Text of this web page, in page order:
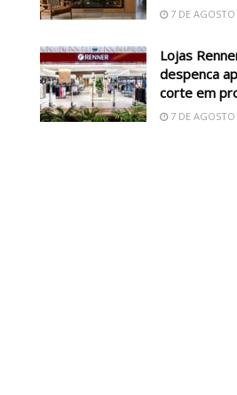
7 DE AGOSTO
Lojas
despenca
corte em
7 DE AGOSTO